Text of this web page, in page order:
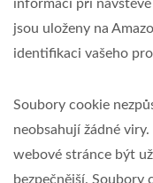
informací při
jsou uloženy na
identifikaci vašeho
Soubory cookie
neobsahují žádné
webové stránce být
bezpečnější. Soubory